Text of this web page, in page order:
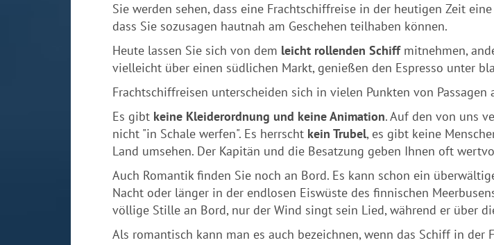
Sie werden sehen, dass eine Frachtschiffreise in der heutigen Zeit
dass Sie sozusagen hautnah am Geschehen teilhaben können.
Heute lassen Sie sich von dem leicht rollenden Schiffmitnehmen,
vielleicht über einen südlichen Markt, genießen den Espresso unter
Frachtschiffreisen unterscheiden sich in vielen Punkten von Passagen
Es gibt keine Kleiderordnung und keine Animation. Auf den von uns
nicht "in Schale werfen". Es herrscht kein Trubel, es gibt keine
Land umsehen. Der Kapitän und die Besatzung geben Ihnen oft
Auch Romantik finden Sie noch an Bord. Es kann schon ein
Nacht oder länger in der endlosen Eiswüste des finnischen
völlige Stille an Bord, nur der Wind singt sein Lied, während er über
Als romantisch kann man es auch bezeichnen, wenn das Schiff in